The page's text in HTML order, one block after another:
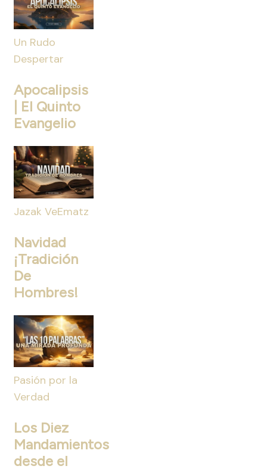
Un Rudo
Despertar
Apocalipsis
| El Quinto
Evangelio
Jazak VeEmatz
Navidad
¡Tradición
De
Hombres!
Pasión por la
Verdad
Los Diez
Mandamientos
desde el